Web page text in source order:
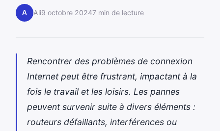
A Ali9 octobre 20247 min de lecture
Rencontrer des problèmes de connexion
Internet peut être frustrant, impactant à la
fois le travail et les loisirs. Les pannes
peuvent survenir suite à divers éléments :
routeurs défaillants, interférences ou